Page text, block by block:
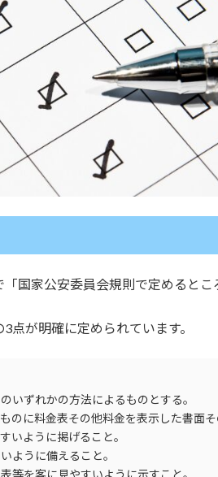
国家公安委員会規則で定めるとこ
点が明確に定められています。
いずれかの方法によるものとする。
に料金表その他料金を表示した書面そ
いように掲げること。
うに備えること。
を客に見やすいように示すこと。